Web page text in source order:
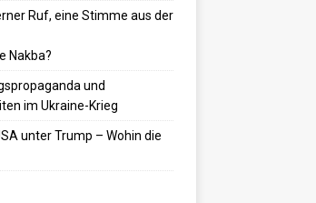
Ruf, eine Stimme aus der
Nakba?
und
im Ukraine-Krieg
unter Trump – Wohin die